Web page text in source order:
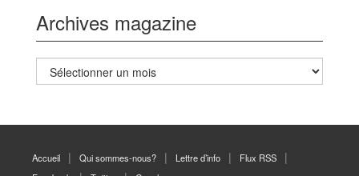
Archives magazine
Archives
magazine
Accueil Qui sommes-nous? Lettre d’info
Flux RSS